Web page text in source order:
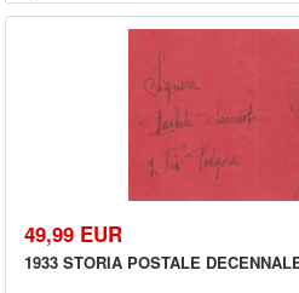
49,99 EUR
1933 STORIA POSTALE